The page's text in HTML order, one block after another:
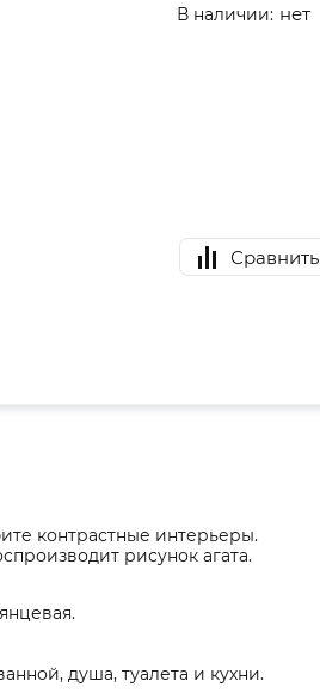
В наличии: нет
Сравнить
контрастные интерьеры.
рисунок агата.
душа, туалета и кухни.